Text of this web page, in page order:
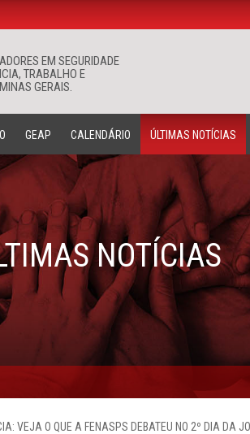
EM SEGURIDADE
TRABALHO E
GERAIS.
Buscar
GEAP CALENDÁRIO ÚLTIMAS NOTÍCIAS
NOTÍCIAS
VEJA O QUE A FENASPS DEBATEU NO 2º DIA DA